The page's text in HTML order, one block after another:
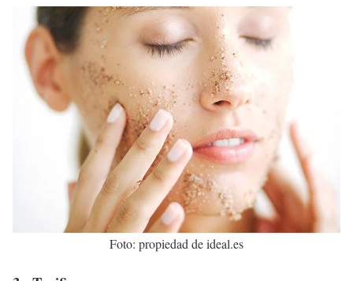
Foto: propiedad de ideal.es